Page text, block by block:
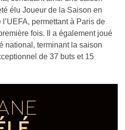
élu Joueur de la Saison en
permettant à Paris de
fois. Il a également joué
national, terminant la saison
de 37 buts et 15